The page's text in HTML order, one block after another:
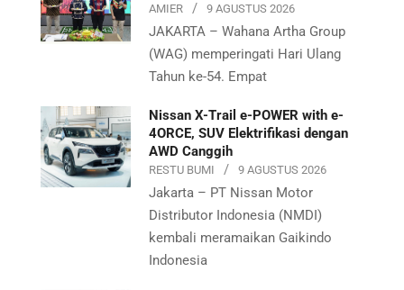
AMIER 9 AGUSTUS 2026
JAKARTA – Wahana Artha Group
(WAG) memperingati Hari Ulang
Tahun ke-54. Empat
Nissan X-Trail e-POWER with e-
4ORCE, SUV Elektrifikasi dengan
AWD Canggih
RESTU BUMI 9 AGUSTUS 2026
Jakarta – PT Nissan Motor
Distributor Indonesia (NMDI)
kembali meramaikan Gaikindo
Indonesia